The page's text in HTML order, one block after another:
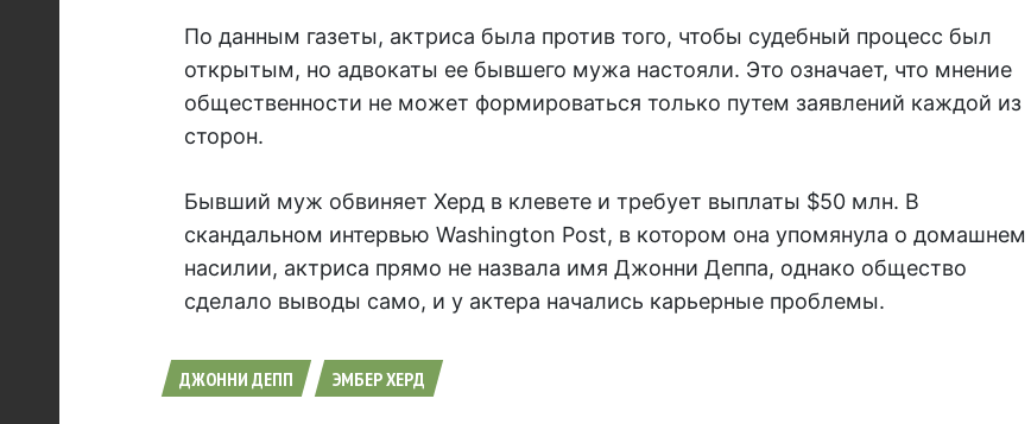
По данным газеты, актриса была против того, чтобы судебный процесс был
открытым, но адвокаты ее бывшего мужа настояли. Это означает, что мнение
общественности не может формироваться только путем заявлений каждой из
сторон.
Бывший муж обвиняет Херд в клевете и требует выплаты $50 млн. В
скандальном интервью Washington Post, в котором она упомянула о домашнем
насилии, актриса прямо не назвала имя Джонни Деппа, однако общество
сделало выводы само, и у актера начались карьерные проблемы.
ДЖОННИ ДЕПП ЭМБЕР ХЕРД